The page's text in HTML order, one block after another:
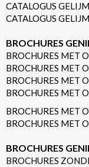
CATALOGUS
CATALOGUS
BROCHURES
BROCHURES MET
BROCHURES MET
BROCHURES MET
BROCHURES MET
BROCHURES MET
BROCHURES MET
BROCHURES
BROCHURES